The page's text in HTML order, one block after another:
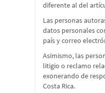
diferente al del
Las personas
datos personales
país y correo
Asimismo, las
litigio o reclamo
exonerando de
Costa Rica.